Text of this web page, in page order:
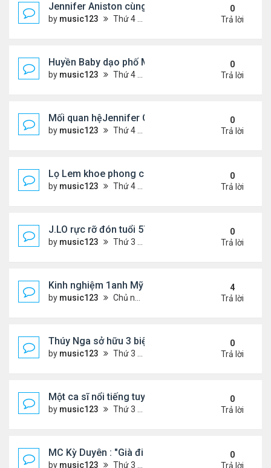
Jennifer Aniston cùng bạn trai nghỉ dưỡng trên du
by music123 Thứ 4 Tháng 7 29, 2026 5:26 pm
0
Trả lời
Huyền Baby dạo phố Mỹ
by music123 Thứ 4 Tháng 7 29, 2026 5:21 pm
0
Trả lời
Mối quan hệJennifer Garner và mẹ chồng cũ
by music123 Thứ 4 Tháng 7 29, 2026 5:13 pm
0
Trả lời
Lọ Lem khoe phong cách ở New York
by music123 Thứ 4 Tháng 7 29, 2026 5:08 pm
0
Trả lời
J.LO rực rỡ đón tuổi 57 trên đất Âu
by music123 Thứ 3 Tháng 7 28, 2026 5:56 pm
0
Trả lời
Kinh nghiệm 1anh Mỹ đến VN: "Đây là một đất
by music123 Chủ nhật Tháng 7 26, 2026 6:13 am
4
Trả lời
Thúy Nga sở hữu 3 biệt thự triệu USD ở Mỹ
by music123 Thứ 3 Tháng 7 28, 2026 5:01 pm
0
Trả lời
Một ca sĩ nổi tiếng tuyên bố không thu tiền tác
by music123 Thứ 3 Tháng 7 28, 2026 4:57 pm
0
Trả lời
MC Kỳ Duyên : "Già đi cũng là một đặc ân"
by music123 Thứ 3 Tháng 7 28, 2026 4:54 pm
0
Trả lời